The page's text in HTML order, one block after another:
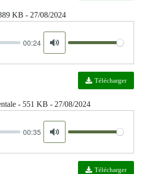
KB - 27/08/2024
00:24
Mute
Volume
Télécharger
- 551 KB - 27/08/2024
00:35
Mute
Volume
Télécharger